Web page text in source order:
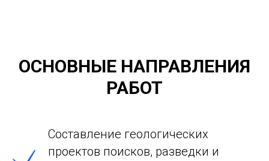
ОСНОВНЫЕ НАПРАВЛЕНИЯ
РАБОТ
Составление геологических
проектов поисков, разведки и